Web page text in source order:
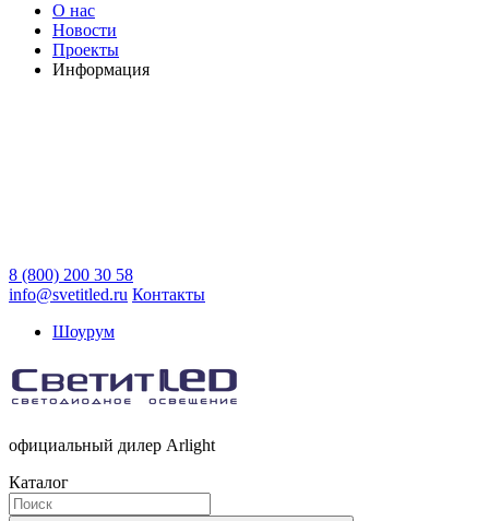
О нас
Новости
Проекты
Информация
8 (800) 200 30 58
info@svetitled.ru Контакты
Шоурум
официальный дилер Arlight
Каталог